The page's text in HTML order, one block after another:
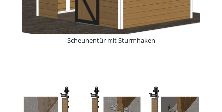
Scheunentür mit Sturmhaken